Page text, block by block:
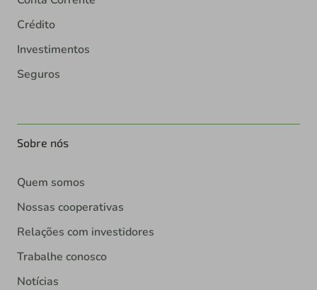
Crédito
Investimentos
Seguros
Sobre nós
Quem somos
Nossas cooperativas
Relações com investidores
Trabalhe conosco
Notícias